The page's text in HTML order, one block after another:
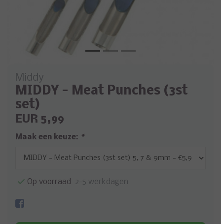
Middy
MIDDY - Meat Punches (3st
set)
EUR 5,99
Maak een keuze: *
Op voorraad 2-5 werkdagen